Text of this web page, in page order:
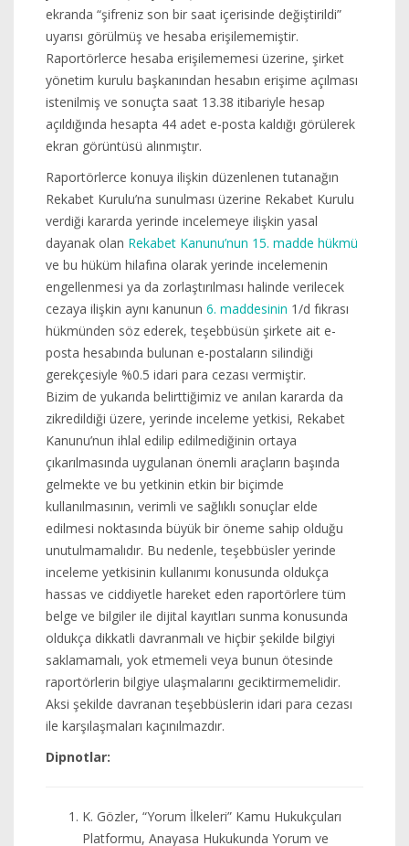
ekranda “şifreniz son bir saat içerisinde değiştirildi”
uyarısı görülmüş ve hesaba erişilememiştir.
Raportörlerce hesaba erişilememesi üzerine, şirket
yönetim kurulu başkanından hesabın erişime açılması
istenilmiş ve sonuçta saat 13.38 itibariyle hesap
açıldığında hesapta 44 adet e-posta kaldığı görülerek
ekran görüntüsü alınmıştır.
Raportörlerce konuya ilişkin düzenlenen tutanağın
Rekabet Kurulu’na sunulması üzerine Rekabet Kurulu
verdiği kararda yerinde incelemeye ilişkin yasal
dayanak olan Rekabet Kanunu’nun 15. madde hükmü
ve bu hüküm hilafına olarak yerinde incelemenin
engellenmesi ya da zorlaştırılması halinde verilecek
cezaya ilişkin aynı kanunun 6. maddesinin 1/d fıkrası
hükmünden söz ederek, teşebbüsün şirkete ait e-
posta hesabında bulunan e-postaların silindiği
gerekçesiyle %0.5 idari para cezası vermiştir.
Bizim de yukarıda belirttiğimiz ve anılan kararda da
zikredildiği üzere, yerinde inceleme yetkisi, Rekabet
Kanunu’nun ihlal edilip edilmediğinin ortaya
çıkarılmasında uygulanan önemli araçların başında
gelmekte ve bu yetkinin etkin bir biçimde
kullanılmasının, verimli ve sağlıklı sonuçlar elde
edilmesi noktasında büyük bir öneme sahip olduğu
unutulmamalıdır. Bu nedenle, teşebbüsler yerinde
inceleme yetkisinin kullanımı konusunda oldukça
hassas ve ciddiyetle hareket eden raportörlere tüm
belge ve bilgiler ile dijital kayıtları sunma konusunda
oldukça dikkatli davranmalı ve hiçbir şekilde bilgiyi
saklamamalı, yok etmemeli veya bunun ötesinde
raportörlerin bilgiye ulaşmalarını geciktirmemelidir.
Aksi şekilde davranan teşebbüslerin idari para cezası
ile karşılaşmaları kaçınılmazdır.
Dipnotlar:
K. Gözler, “Yorum İlkeleri” Kamu Hukukçuları
Platformu, Anayasa Hukukunda Yorum ve